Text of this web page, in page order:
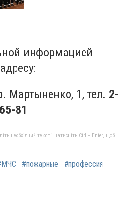
информацией
Мартыненко, 1, тел. 2-
81
необхідний текст і натисніть Ctrl + Enter, щоб
#пожарные
#профессия